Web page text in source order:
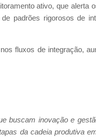
ativo, que alerta
padrões rigorosos de
fluxos de integração,
buscam inovação e
da cadeia produtiva